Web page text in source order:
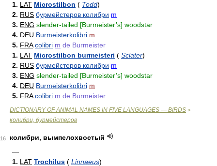
1. LAT Microstilbon ( Todd)
2. RUS бурмейстеров колибри m
3. ENG slender-tailed [Burmeister’s] woodstar
4. DEU Burmeisterkolibri m
5. FRA colibri m de Burmeister
1. LAT Microstilbon burmeisteri ( Sclater)
2. RUS бурмейстеров колибри m
3. ENG slender-tailed [Burmeister’s] woodstar
4. DEU Burmeisterkolibri m
5. FRA colibri m de Burmeister
DICTIONARY OF ANIMAL NAMES IN FIVE LANGUAGES — BIRDS >
колибри, бурмейстеров
16
колибри, вымпелохвостый
—
1. LAT Trochilus ( Linnaeus)